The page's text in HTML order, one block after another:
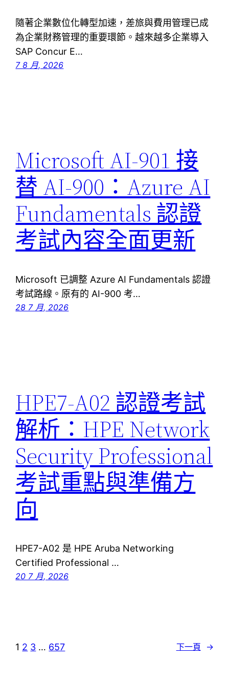
隨著企業數位化轉型加速，差旅與費用管理已成
為企業財務管理的重要環節。越來越多企業導入
SAP Concur E…
7 8 月, 2026
Microsoft AI-901 接
替 AI-900：Azure AI
Fundamentals 認證
考試內容全面更新
Microsoft 已調整 Azure AI Fundamentals 認證
考試路線。原有的 AI-900 考…
28 7 月, 2026
HPE7-A02 認證考試
解析：HPE Network
Security Professional
考試重點與準備方
向
HPE7-A02 是 HPE Aruba Networking
Certified Professional …
20 7 月, 2026
1 2 3 … 657 下一頁 →